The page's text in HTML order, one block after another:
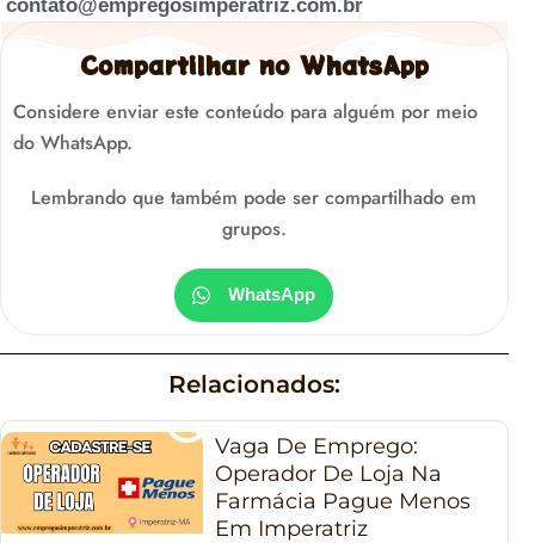
contato@empregosimperatriz.com.br
Compartilhar no WhatsApp
Considere enviar este conteúdo para alguém por meio
do WhatsApp.
Lembrando que também pode ser compartilhado em
grupos.
WhatsApp
Relacionados:
Vaga De Emprego:
Operador De Loja Na
Farmácia Pague Menos
Em Imperatriz